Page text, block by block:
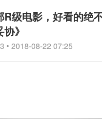
R级电影，好看的绝
》
• 2018-08-22 07:25